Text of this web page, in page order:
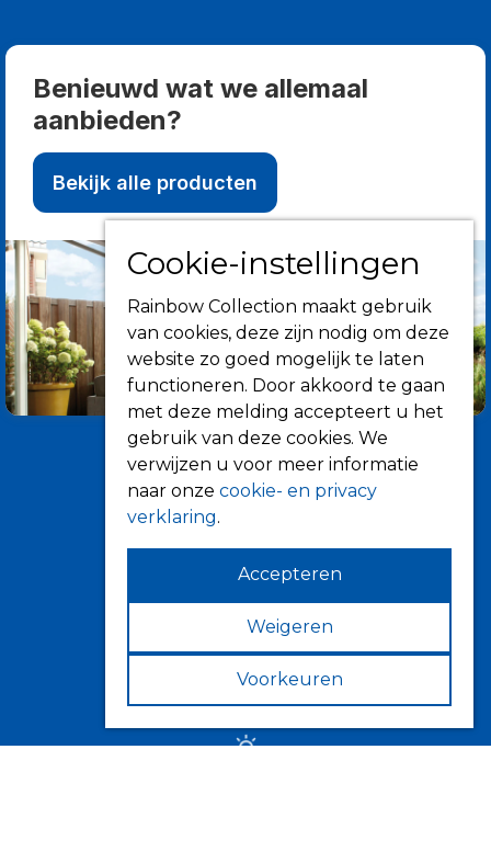
Benieuwd wat we allemaal
aanbieden?
Bekijk alle producten
Informatie
Over ons
Tips
Verkooppunten
Cookie-instellingen
Rainbow Collection maakt gebruik
van cookies, deze zijn nodig om deze
website zo goed mogelijk te laten
functioneren. Door akkoord te gaan
met deze melding accepteert u het
gebruik van deze cookies. We
verwijzen u voor meer informatie
naar onze cookie- en privacy
verklaring.
Accepteren
Weigeren
Voorkeuren